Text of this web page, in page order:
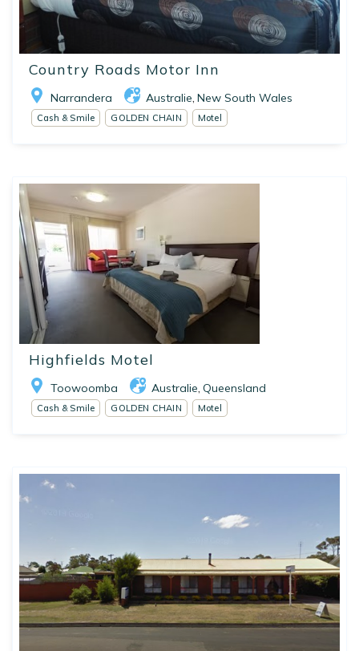
Country Roads Motor Inn
Narrandera Australie New South Wales
Cash & Smile GOLDEN CHAIN Motel
Highfields Motel
Toowoomba Australie Queensland
Cash & Smile GOLDEN CHAIN Motel